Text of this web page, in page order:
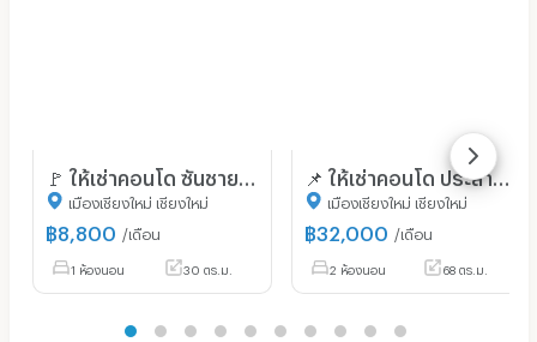
เมืองเชียงใหม่ เชียงใหม่
฿8,800 /เดือน
1 ห้องนอน 30 ตร.ม.
📌 ให้เช่าคอนโด ประสานมิตร คอนโดมิเนียม อาคาร 1 ชั้น 7 2 ห้องนอน ขนาด 68.00 ตรม ใกล้ เทอร์มินอล 21 อโศก
เมืองเชียงใหม่ เชียงใหม่
฿32,000 /เดือน
2 ห้องนอน 68 ตร.ม.